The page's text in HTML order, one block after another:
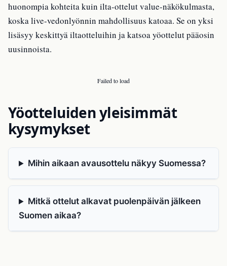
huonompia kohteita kuin ilta-ottelut value-näkökulmasta,
koska live-vedonlyönnin mahdollisuus katoaa. Se on yksi
lisäsyy keskittyä iltaotteluihin ja katsoa yöottelut pääosin
uusinnoista.
Failed to load
Yöotteluiden yleisimmät
kysymykset
Mihin aikaan avausottelu näkyy Suomessa?
Mitkä ottelut alkavat puolenpäivän jälkeen
Suomen aikaa?